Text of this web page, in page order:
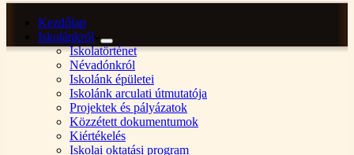
Kezdőlap
Iskolánkról
Iskolatörténet
Névadónkról
Iskolánk épületei
Iskolánk arculati útmutatója
Projektek és pályázatok
Közzétett dokumentumok
Kiértékelés
Iskolai oktatási program